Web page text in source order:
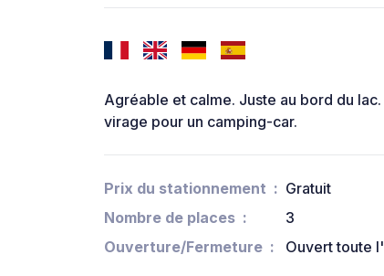
Agréable et calme. Juste au bord du
virage pour un camping-car.
Prix du stationnement
Gratuit
Nombre de places
3
Ouverture/Fermeture
Ouvert toute